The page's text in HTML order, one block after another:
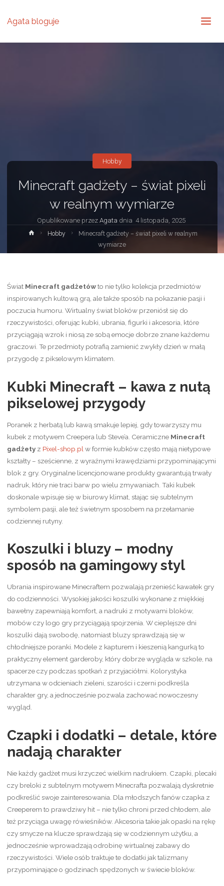
Agata bloguje
Minecraft gadżety – świat pixeli
w realnym wymiarze
Opublikowane przez Agata dnia 4 listopada, 2025
Hobby
StronaHobby
Minecraft gadżety – świat pixeli w realnym
wymiarze
Świat Minecraft gadżetówto nie tylko kolekcja przedmiotów
inspirowanych kultową grą, ale także sposób na pokazanie pasji i
poczucia humoru. Wirtualny świat bloków przeniósł się do
rzeczywistości, oferując kubki, ubrania, figurki i akcesoria, które
przyciągają wzrok i niosą ze sobą emocje dobrze znane każdemu
graczowi. Te przedmioty potrafią zamienić zwykły dzień w małą
przygodę z pikselowym klimatem.
Kubki Minecraft – kawa z nutą
pikselowej przygody
Poranek z herbatą lub kawą smakuje lepiej, gdy towarzyszy mu
kubek z motywem Creepera lub Steve’a. Ceramiczne Minecraft
gadżetyz Pixel-shop.pl w formie kubków często mają nietypowe
kształty – sześcienne, z wyraźnymi krawędziami przypominającymi
blok z gry. Oryginalne licencjonowane produkty gwarantują trwały
nadruk, który nie traci barw po wielu zmywaniach. Taki kubek
doskonale wpisuje się w biurowy klimat, stając się subtelnym
symbolem pasji, ale też świetnym sposobem na przełamanie
codziennej rutyny.
Koszulki i bluzy – modny
sposób na gamingowy styl
Ubrania inspirowane Minecraftem pozwalają przenieść kawałek gry
do codzienności. Wysokiej jakości koszulki wykonane z miękkiej
bawełny zapewniają komfort, a nadruki z motywami bloków,
mobów czy logo gry przyciągają spojrzenia. W cieplejsze dni
koszulki dają swobodę, natomiast bluzy sprawdzają się w
chłodniejsze poranki. Modele z kapturem i kieszenią kangurką to
praktyczny element garderoby, który dobrze wygląda w szkole, na
spacerze czy podczas spotkań z przyjaciółmi. Kolorystyka
utrzymana w odcieniach zieleni, szarości i czerni podkreśla
charakter gry, a jednocześnie pozwala zachować nowoczesny
wygląd.
Czapki i dodatki – detale, które
nadają charakter
Nie każdy gadżet musi krzyczeć wielkim nadrukiem. Czapki, plecaki
czy breloki z subtelnym motywem Minecrafta pozwalają dyskretnie
podkreślić swoje zainteresowania. Dla młodszych fanów czapka z
Creeperem to prawdziwy hit – nie tylko chroni przed chłodem, ale
też przyciąga uwagę rówieśników. Akcesoria takie jak opaski na rękę
czy smycze na klucze sprawdzają się w codziennym użytku, a
jednocześnie wprowadzają odrobinę wirtualnej zabawy do
rzeczywistości. Wiele osób traktuje te dodatki jak talizmany
przypominające o godzinach spędzonych w świecie bloków.